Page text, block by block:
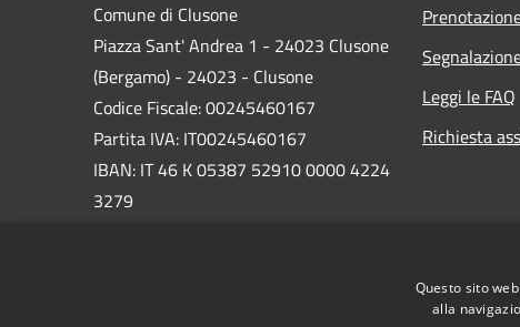
Comune di Clusone
Piazza Sant' Andrea 1 - 24023 Clusone
(Bergamo) - 24023 - Clusone
Codice Fiscale: 00245460167
Partita IVA: IT00245460167
IBAN: IT 46 K 05387 52910 0000 4224
3279
Leggi le FAQ
Richiesta
Questo sito
alla